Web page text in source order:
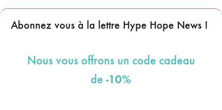
Abonnez vous à la lettre Hype Hope News !
Nous vous offrons un code cadeau
de -10%